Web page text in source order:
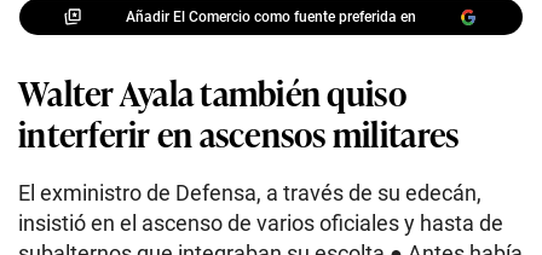
Añadir El Comercio como fuente preferida en
Walter Ayala también quiso
interferir en ascensos militares
El exministro de Defensa, a través de su edecán,
insistió en el ascenso de varios oficiales y hasta de